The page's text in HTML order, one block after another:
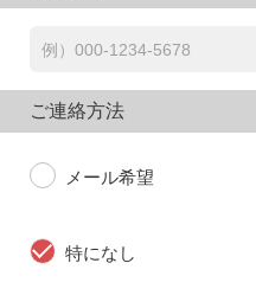
ご連絡方法
メール希望
特になし